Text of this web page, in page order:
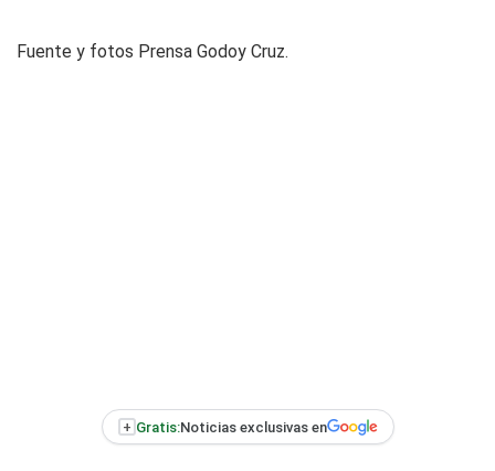
Fuente y fotos Prensa Godoy Cruz.
+ Gratis:Noticias exclusivas en